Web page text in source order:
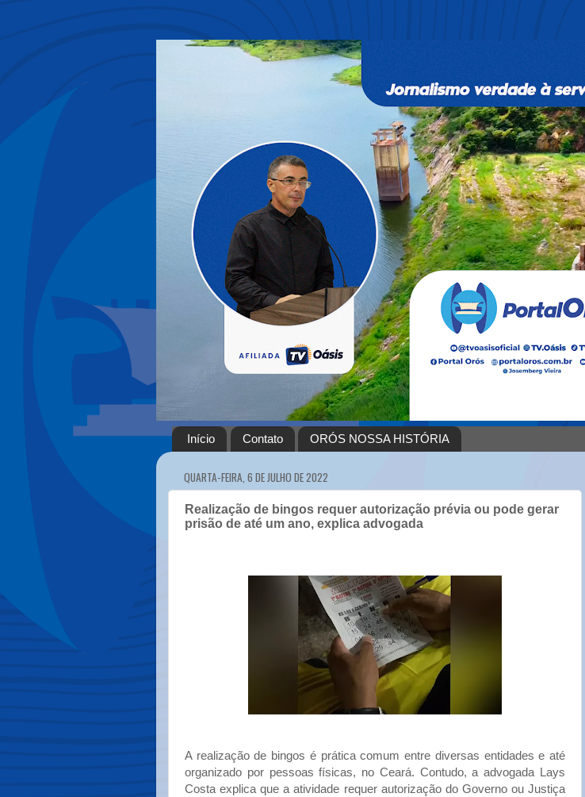
Início Contato ORÓS NOSSA HISTÓRIA
QUARTA-FEIRA, 6 DE JULHO DE 2022
Realização de bingos requer autorização prévia ou pode gerar
prisão de até um ano, explica advogada
A realização de bingos é prática comum entre diversas entidades e até
organizado por pessoas físicas, no Ceará. Contudo, a advogada Lays
Costa explica que a atividade requer autorização do Governo ou Justiça